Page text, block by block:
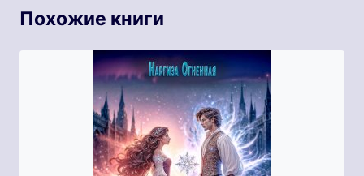
Похожие книги